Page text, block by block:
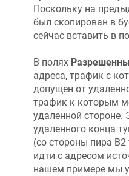
Поскольку на
был скопирован в
сейчас вставить в
В полях
адреса, трафик с
допущен от
трафик к которым
удаленной стороне.
удаленного конца
(со стороны пира
идти с адресом
нашем примере мы